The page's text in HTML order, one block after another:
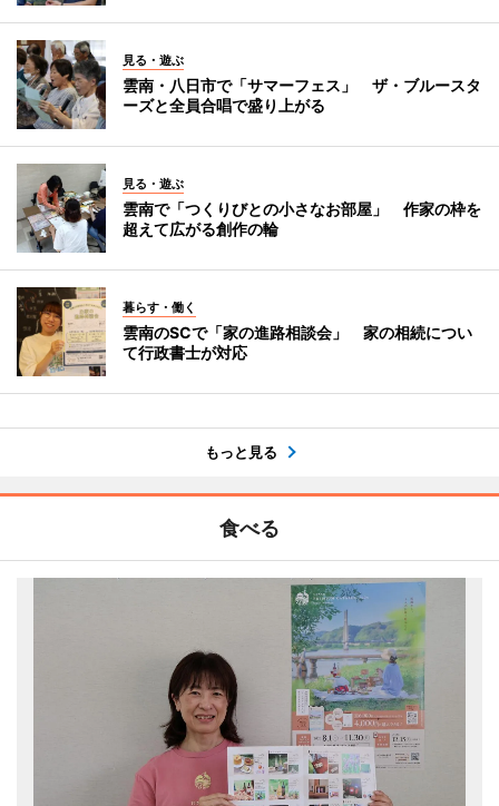
見る・遊ぶ
雲南・八日市で「サマーフェス」 ザ・ブルースタ
ーズと全員合唱で盛り上がる
見る・遊ぶ
雲南で「つくりびとの小さなお部屋」 作家の枠を
超えて広がる創作の輪
暮らす・働く
雲南のSCで「家の進路相談会」 家の相続につい
て行政書士が対応
もっと見る
食べる